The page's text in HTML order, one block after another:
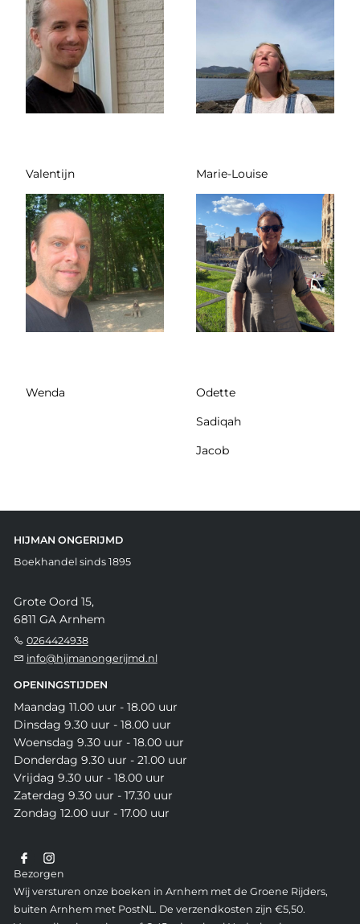
Valentijn Marie-Louise
Wenda
Odette
Sadiqah
Jacob
HIJMAN ONGERIJMD
Boekhandel sinds 1895
Grote Oord 15,
6811 GA Arnhem
0264424938
info@hijmanongerijmd.nl
OPENINGSTIJDEN
Maandag 11.00 uur - 18.00 uur
Dinsdag 9.30 uur - 18.00 uur
Woensdag 9.30 uur - 18.00 uur
Donderdag 9.30 uur - 21.00 uur
Vrijdag 9.30 uur - 18.00 uur
Zaterdag 9.30 uur - 17.30 uur
Zondag 12.00 uur - 17.00 uur
Bezorgen
Wij versturen onze boeken in Arnhem met de Groene Rijders,
buiten Arnhem met PostNL. De verzendkosten zijn €5,50.